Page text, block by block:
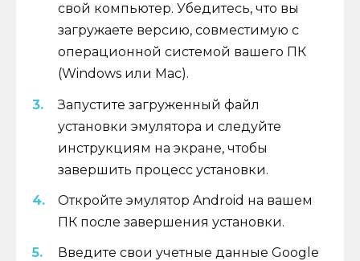
свой компьютер. Убедитесь, что вы
загружаете версию, совместимую с
операционной системой вашего ПК
(Windows или Mac).
Запустите загруженный файл
установки эмулятора и следуйте
инструкциям на экране, чтобы
завершить процесс установки.
Откройте эмулятор Android на вашем
ПК после завершения установки.
Введите свои учетные данные Google